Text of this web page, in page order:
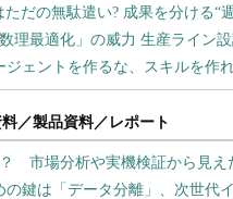
／製品資料／レポート
市場分析や実機検証から見え
の鍵は「データ分離」、次世代